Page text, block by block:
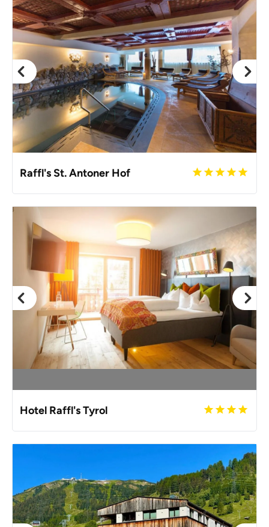
Raffl's St. Antoner Hof
Hotel Raffl's Tyrol